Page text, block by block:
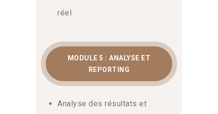
réel
MODULE 5 : ANALYSE ET
REPORTING
Analyse des résultats et